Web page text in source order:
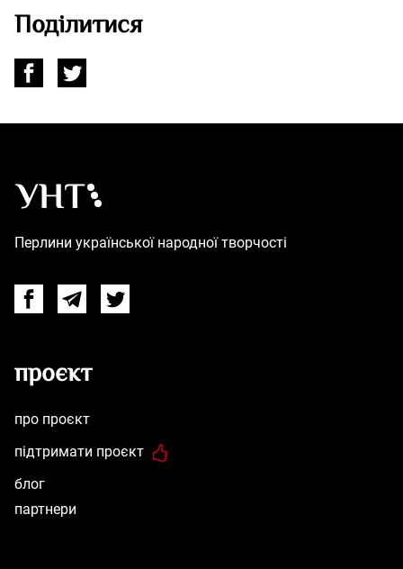
Поділитися
Перлини української народної творчості
FacebookTelegramTwitter
проєкт
про проєкт
підтримати проєкт
блог
партнери